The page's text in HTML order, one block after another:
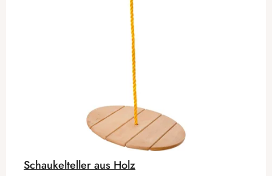
Schaukelteller aus Holz